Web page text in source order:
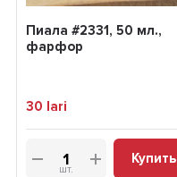
Пиала #2331, 50 мл.,
фарфор
30 lari
шт.
Купить